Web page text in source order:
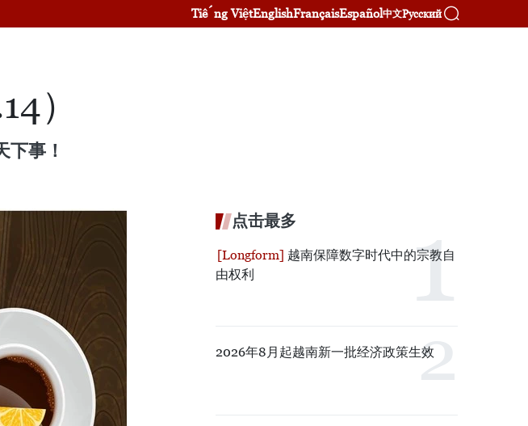
Tiếng ViệtEnglishFrançaisEspañol中文Русский
）
事！
点击最多
越南保障数字时代中的宗教自
由权利
2026年8月起越南新一批经济政策生效